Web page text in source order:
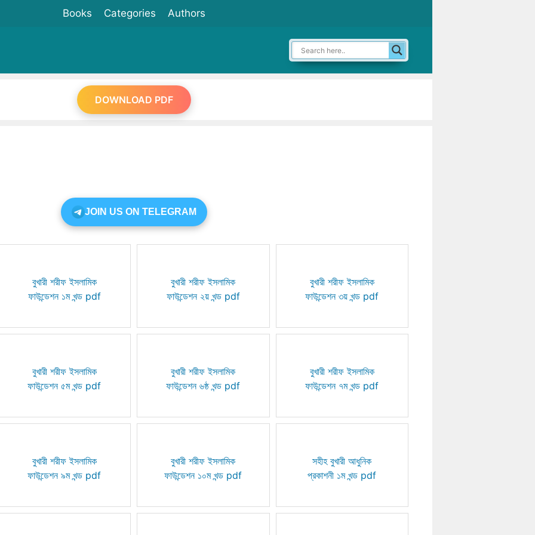
Books Categories Authors
DOWNLOAD PDF
JOIN US ON TELEGRAM
বুখারী শরীফ ইসলামিক
ফাউন্ডেশন ১ম খন্ড pdf
বুখারী শরীফ ইসলামিক
ফাউন্ডেশন ২য় খন্ড pdf
বুখারী শরীফ ইসলামিক
ফাউন্ডেশন ৩য় খন্ড pdf
বুখারী শরীফ ইসলামিক
ফাউন্ডেশন ৫ম খন্ড pdf
বুখারী শরীফ ইসলামিক
ফাউন্ডেশন ৬ষ্ঠ খন্ড pdf
বুখারী শরীফ ইসলামিক
ফাউন্ডেশন ৭ম খন্ড pdf
বুখারী শরীফ ইসলামিক
ফাউন্ডেশন ৯ম খন্ড pdf
বুখারী শরীফ ইসলামিক
ফাউন্ডেশন ১০ম খন্ড pdf
সহীহ বুখারী আধুনিক
প্রকাশনী ১ম খন্ড pdf